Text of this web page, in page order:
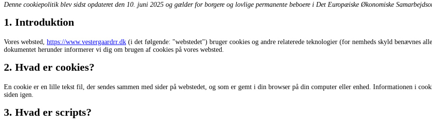
Denne cookiepolitik blev sidst opdateret den 10. juni 2025 og gælder for borgere og lovlige permanente beboere i Det Europæiske Økonomiske
1. Introduktion
Vores websted, https://www.vestergaardrr.dk (i det følgende: "webstedet") bruger cookies og andre relaterede teknologier (for nemheds skyld benævnes
dokumentet herunder informerer vi dig om brugen af ​​cookies på vores websted.
2. Hvad er cookies?
En cookie er en lille tekst fil, der sendes sammen med sider på webstedet, og som er gemt i din browser på din computer eller enhed. Informationen i
siden igen.
3. Hvad er scripts?